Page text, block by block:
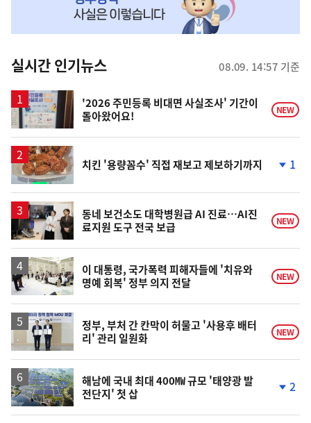
뉴
스
실시간 인기뉴스 08.09. 14:57 기준
'2026 주민등록 비대면 사실조사' 기간이
돌아왔어요!
NEW
치킨 '용량꼼수' 직접 재보고 제보하기까지
락
1
동네 보건소도 대학병원급 AI 진료…AI진
료지원 도구 전국 보급
NEW
이 대통령, 국가폭력 피해자들에 '치유와
명예 회복' 정부 의지 전달
NEW
정부, 부처 간 칸막이 허물고 '사용후 배터
리' 관리 일원화
NEW
해남에 국내 최대 400㎿ 규모 '태양광 발
전단지' 첫 삽
2